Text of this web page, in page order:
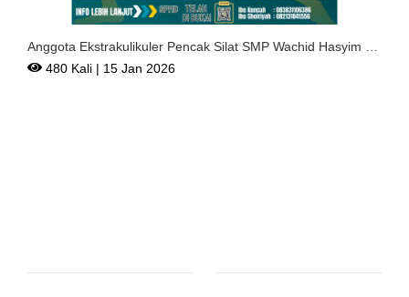
Anggota Ekstrakulikuler Pencak Silat SMP Wachid Hasyim 1
Sur 480 Kali | 15 Jan 2026